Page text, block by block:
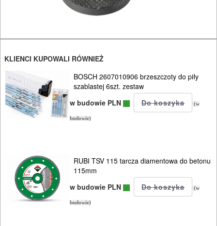
NARZĘDZIA
OSPRZĘT
HYDRAULICZNE
NARZĘDZIA
INSTALACYJNE,
PALNIKI
KOMPRESORY
NARZĘDZIA
SPAWALNICTWO
KLIENCI KUPOWALI RÓWNIEŻ
BOSCH 2607010906 brzeszczoty do piły
szablastej 6szt. zestaw
w budowie PLN
(w
budowie)
RUBI TSV 115 tarcza diamentowa do betonu
115mm
w budowie PLN
(w
budowie)